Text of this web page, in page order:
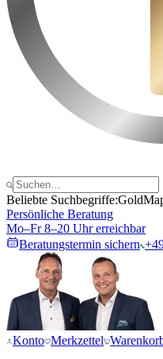
Beliebte Suchbegriffe:Gold
Persönliche Beratung
Mo–Fr 8–20 Uhr erreichbar
Beratungstermin sichern
Konto Merkzettel